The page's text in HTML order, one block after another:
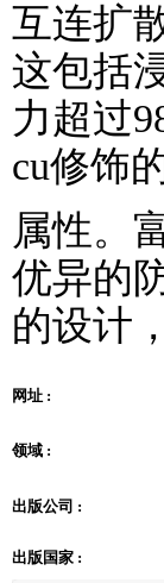
互连扩
这包括
力超过
cu修饰
属性。
优异的
的设计
网址 :
领域 :
出版公司 :
出版国家 :